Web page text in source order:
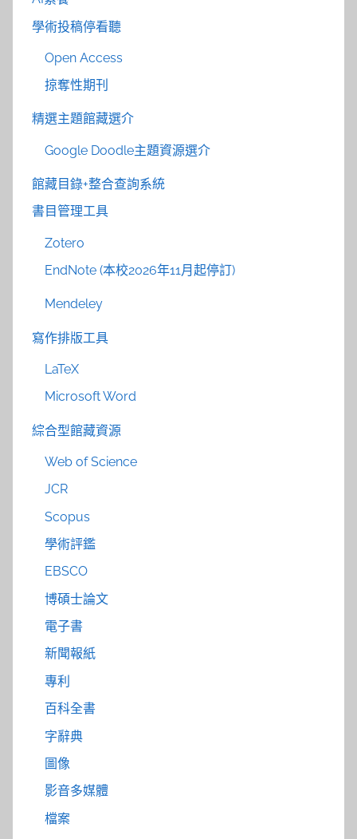
學術投稿停看聽
Open Access
掠奪性期刊
精選主題館藏選介
Google Doodle主題資源選介
館藏目錄+整合查詢系統
書目管理工具
Zotero
EndNote (本校2026年11月起停訂)
Mendeley
寫作排版工具
LaTeX
Microsoft Word
綜合型館藏資源
Web of Science
JCR
Scopus
學術評鑑
EBSCO
博碩士論文
電子書
新聞報紙
專利
百科全書
字辭典
圖像
影音多媒體
檔案